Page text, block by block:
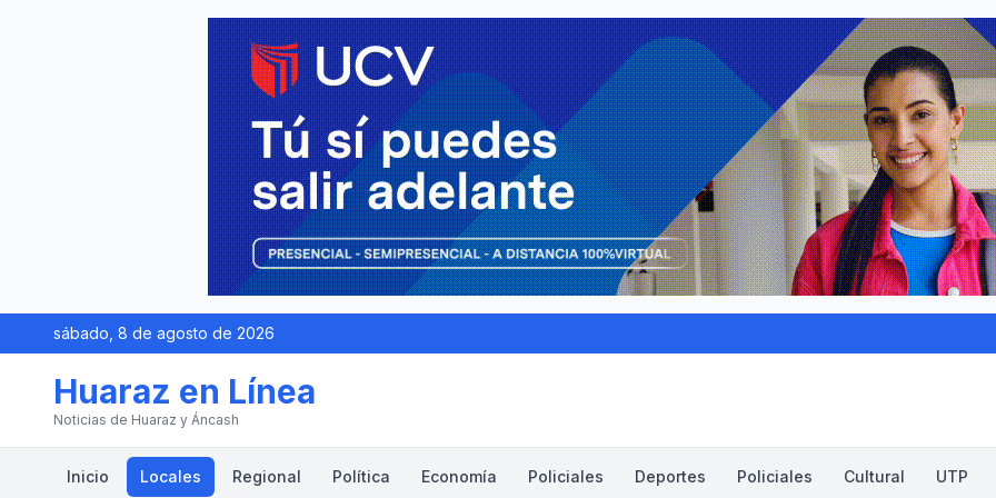
sábado, 8 de agosto de 2026
Huaraz en Línea
Noticias de Huaraz y Áncash
Inicio Locales Regional Política Economía Policiales Deportes Policiales Cultural UTP